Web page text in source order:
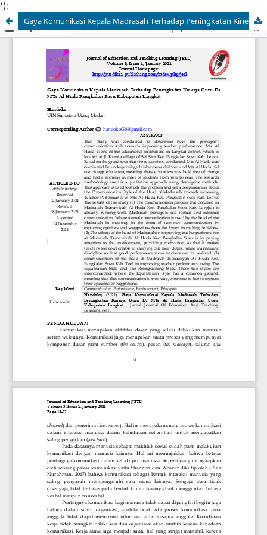
');
Gaya Komunikasi Kepala Madrasah Terhadap Peningkatan Kinerja Guru Di MTs Al Huda Pangkalan Susu Kabupaten Langkat